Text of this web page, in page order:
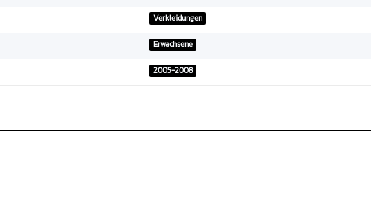
Verkleidungen
Erwachsene
2005-2008